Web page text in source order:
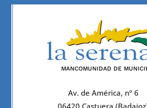
MANCOMUNIDAD DE
Av. de América, nº 6
06420 Castuera